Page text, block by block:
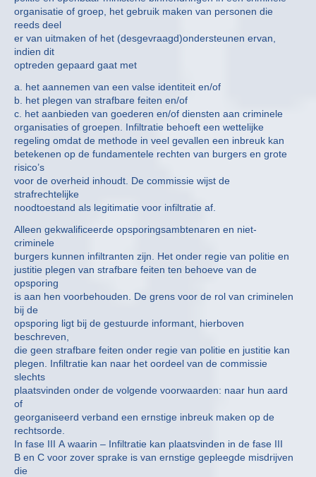
organisatie of groep, het gebruik maken van personen die
reeds deel
er van uitmaken of het (desgevraagd)ondersteunen ervan,
indien dit
optreden gepaard gaat met
a. het aannemen van een valse identiteit en/of
b. het plegen van strafbare feiten en/of
c. het aanbieden van goederen en/of diensten aan criminele
organisaties of groepen. Infiltratie behoeft een wettelijke
regeling omdat de methode in veel gevallen een inbreuk kan
betekenen op de fundamentele rechten van burgers en grote
risico’s
voor de overheid inhoudt. De commissie wijst de
strafrechtelijke
noodtoestand als legitimatie voor infiltratie af.
Alleen gekwalificeerde opsporingsambtenaren en niet-
criminele
burgers kunnen infiltranten zijn. Het onder regie van politie en
justitie plegen van strafbare feiten ten behoeve van de
opsporing
is aan hen voorbehouden. De grens voor de rol van criminelen
bij de
opsporing ligt bij de gestuurde informant, hierboven
beschreven,
die geen strafbare feiten onder regie van politie en justitie kan
plegen. Infiltratie kan naar het oordeel van de commissie
slechts
plaatsvinden onder de volgende voorwaarden: naar hun aard
of
georganiseerd verband een ernstige inbreuk maken op de
rechtsorde.
In fase III A waarin – Infiltratie kan plaatsvinden in de fase III
B en C voor zover sprake is van ernstige gepleegde misdrijven
die